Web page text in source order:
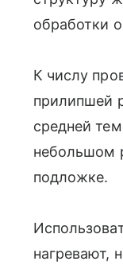
обработки
К числу
прилипшей
средней
небольшом
подложке.
нагревают,